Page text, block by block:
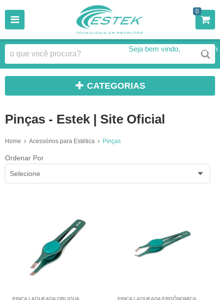
0
Seja bem vindo, Faça Login
CATEGORIAS
Pinças - Estek | Site Oficial
Home Acessórios para Estética Pinças
Ordenar Por
Selecione
PINÇA LAQUEADA OBLIQUA PINÇA LAQUEADA ERGÔNOMICA